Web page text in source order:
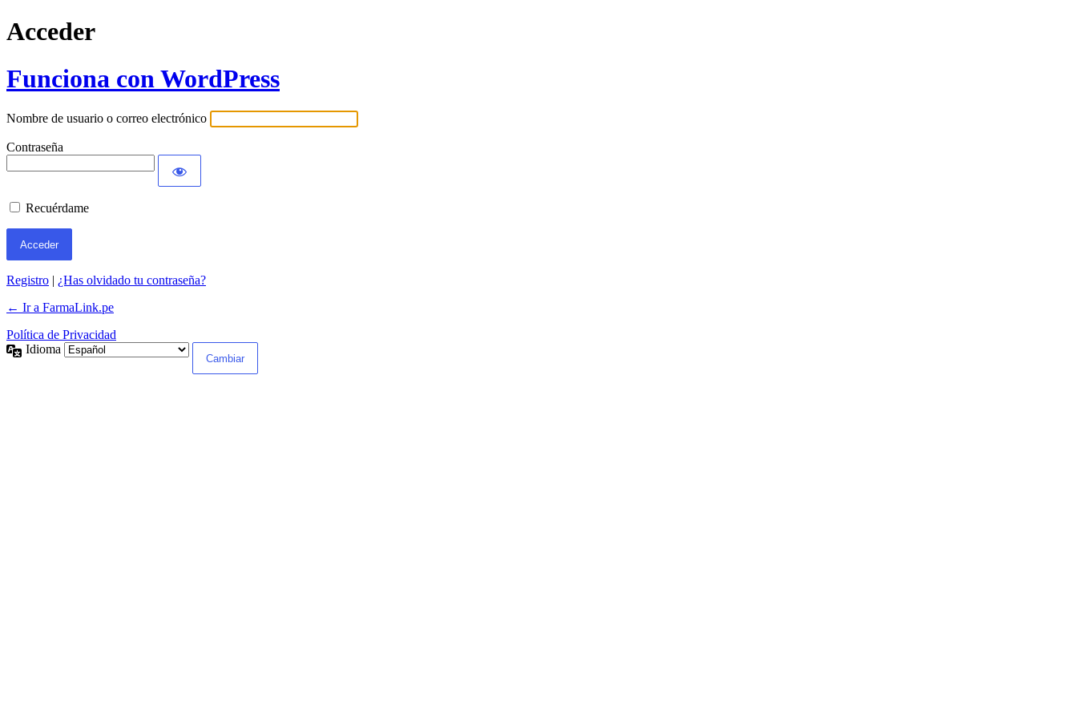
Acceder
Funciona con WordPress
Nombre de usuario o correo electrónico
Contraseña
Recuérdame
Registro | ¿Has olvidado tu contraseña?
← Ir a FarmaLink.pe
Política de Privacidad
Idioma